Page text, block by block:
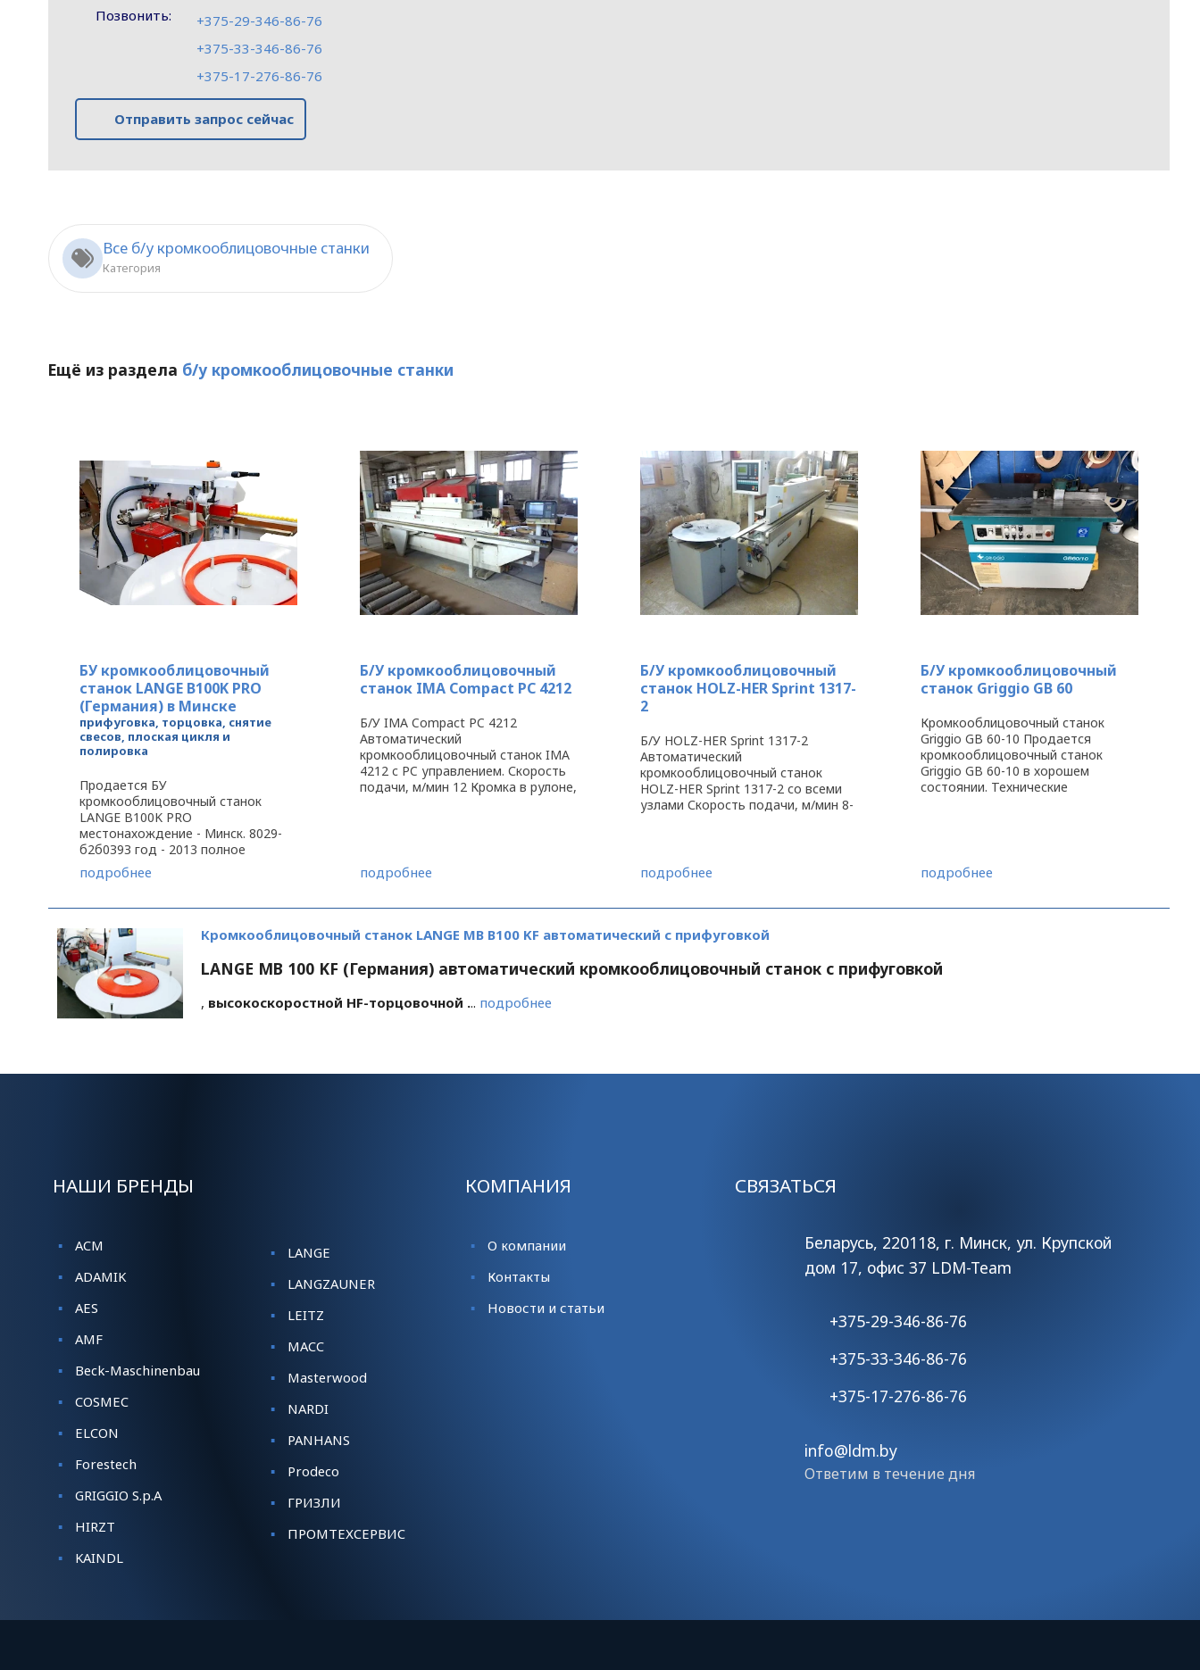
Позвонить:
+375-29-346-86-76
+375-33-346-86-76
+375-17-276-86-76
Отправить запрос сейчас
Все б/у кромкооблицовочные станки
Категория
Ещё из раздела б/у кромкооблицовочные станки
БУ кромкооблицовочный
станок LANGE B100K PRO
(Германия) в Минске
прифуговка, торцовка, снятие
свесов, плоская цикля и
полировка
Продается БУ
кромкооблицовочный станок
LANGE B100K PRO
местонахождение - Минск. 8029-
б2б0З9З год - 2013 полное
сервисное обслуживание. 100%
рабочие состояние.
запуск. Кромкооблицовочный
станок оснащен: торцовочной ...
подробнее
Б/У кромкооблицовочный
станок IMA Compact PC 4212
Б/У IMA Compact PC 4212
Автоматический
кромкооблицовочный станок IMA
4212 c PC управлением. Скорость
подачи, м/мин 12 Кромка в рулоне,
подробнее
Б/У кромкооблицовочный
станок HOLZ-HER Sprint 1317-
2
Б/У HOLZ-HER Sprint 1317-2
Автоматический
кромкооблицовочный станок
HOLZ-HER Sprint 1317-2 со всеми
узлами Скорость подачи, м/мин 8-
станка, мм 5320 Вес станка, ...
подробнее
Б/У кромкооблицовочный
станок Griggio GB 60
Кромкооблицовочный станок
Griggio GB 60-10 Продается
кромкооблицовочный станок
Griggio GB 60-10 в хорошем
состоянии. Технические
подробнее
Кромкооблицовочный станок LANGE MB B100 KF автоматический с прифуговкой
LANGE MB 100 KF (Германия) автоматический кромкооблицовочный станок с прифуговкой
, высокоскоростной HF-торцовочной ... подробнее
НАШИ БРЕНДЫ
ACM
ADAMIK
AES
AMF
Beck-Maschinenbau
COSMEC
ELCON
Forestech
GRIGGIO S.p.A
HIRZT
KАINDL
LANGE
LANGZAUNER
LEITZ
MACC
Masterwood
NARDI
PANHANS
Prodeco
ГРИЗЛИ
ПРОМТЕХСЕРВИС
КОМПАНИЯ
О компании
Контакты
Новости и статьи
СВЯЗАТЬСЯ
Беларусь, 220118, г. Минск, ул. Крупской
дом 17, офис 37 LDM-Team
+375-29-346-86-76
+375-33-346-86-76
+375-17-276-86-76
info@ldm.by
Ответим в течение дня